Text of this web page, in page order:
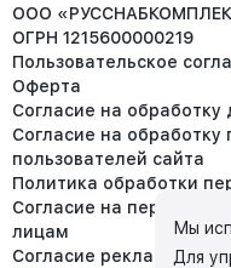
ООО
ОГРН 1215600000219
Пользовательское
Оферта
Согласие на обработку
Согласие на
пользователей сайта
Политика обработки
Согласие на передачу
лицам
Согласие реклама
Мы
Для